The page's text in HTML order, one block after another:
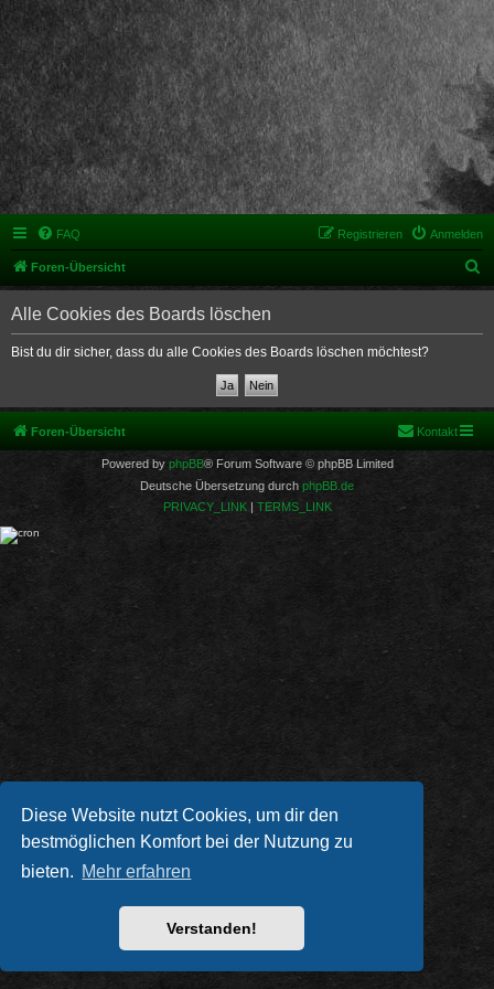
Diese Website nutzt Cookies, um dir den
bestmöglichen Komfort bei der Nutzung zu
bieten. Mehr erfahren
Verstanden!
FAQ Anmelden
Registrieren
Foren-Übersicht
u
Alle Cookies des Boards löschen
Bist du dir sicher, dass du alle Cookies des Boards löschen möchtest?
Foren-Übersicht Kontakt
Powered by phpBB® Forum Software © phpBB Limited
Deutsche Übersetzung durch phpBB.de
PRIVACY_LINK| TERMS_LINK